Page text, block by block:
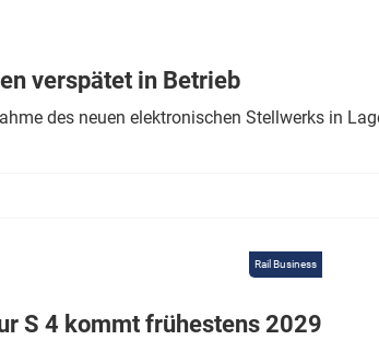
verspätet in Betrieb
des neuen elektronischen Stellwerks in
Rail Business
S 4 kommt frühestens 2029